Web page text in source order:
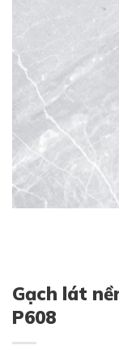
Gạch lát
P608